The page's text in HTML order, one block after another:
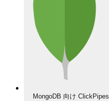
MongoDB 向け ClickPipes